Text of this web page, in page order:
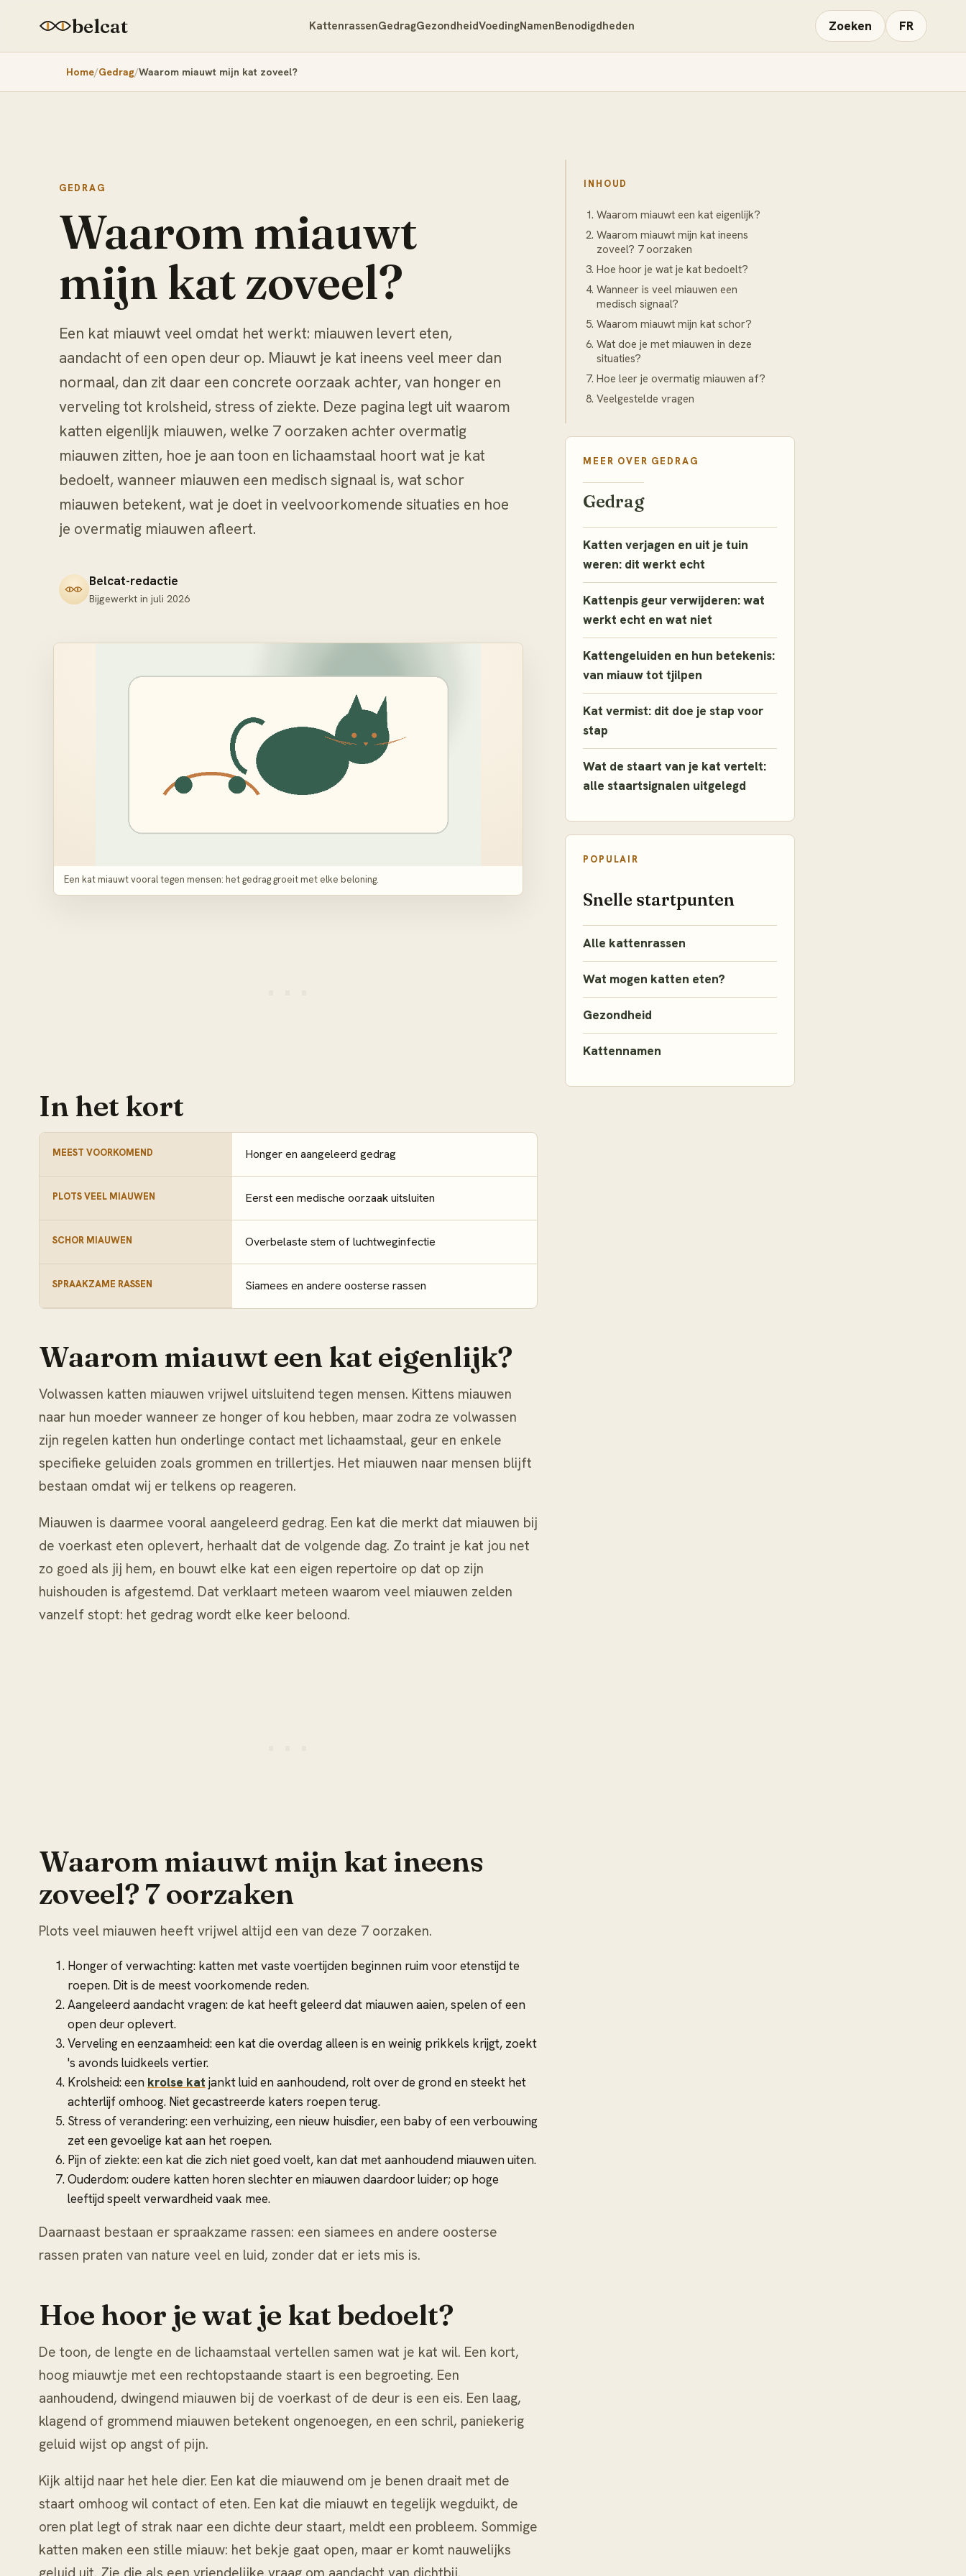
belcat KattenrassenGedragGezondheidVoedingNamenBenodigdheden Zoeken FR
Home Gedrag Waarom miauwt mijn kat zoveel?
GEDRAG
Waarom miauwt
mijn kat zoveel?
Een kat miauwt veel omdat het werkt: miauwen levert eten,
aandacht of een open deur op. Miauwt je kat ineens veel meer dan
normaal, dan zit daar een concrete oorzaak achter, van honger en
verveling tot krolsheid, stress of ziekte. Deze pagina legt uit waarom
katten eigenlijk miauwen, welke 7 oorzaken achter overmatig
miauwen zitten, hoe je aan toon en lichaamstaal hoort wat je kat
bedoelt, wanneer miauwen een medisch signaal is, wat schor
miauwen betekent, wat je doet in veelvoorkomende situaties en hoe
je overmatig miauwen afleert.
Belcat-redactie
Bijgewerkt in juli 2026
Een kat miauwt vooral tegen mensen: het gedrag groeit met elke beloning.
In het kort
MEEST VOORKOMEND Honger en aangeleerd gedrag
PLOTS VEEL MIAUWEN Eerst een medische oorzaak uitsluiten
SCHOR MIAUWEN Overbelaste stem of luchtweginfectie
SPRAAKZAME RASSEN Siamees en andere oosterse rassen
Waarom miauwt een kat eigenlijk?
Volwassen katten miauwen vrijwel uitsluitend tegen mensen. Kittens miauwen
naar hun moeder wanneer ze honger of kou hebben, maar zodra ze volwassen
zijn regelen katten hun onderlinge contact met lichaamstaal, geur en enkele
specifieke geluiden zoals grommen en trillertjes. Het miauwen naar mensen blijft
bestaan omdat wij er telkens op reageren.
Miauwen is daarmee vooral aangeleerd gedrag. Een kat die merkt dat miauwen bij
de voerkast eten oplevert, herhaalt dat de volgende dag. Zo traint je kat jou net
zo goed als jij hem, en bouwt elke kat een eigen repertoire op dat op zijn
huishouden is afgestemd. Dat verklaart meteen waarom veel miauwen zelden
vanzelf stopt: het gedrag wordt elke keer beloond.
Waarom miauwt mijn kat ineens
zoveel? 7 oorzaken
Plots veel miauwen heeft vrijwel altijd een van deze 7 oorzaken.
Honger of verwachting: katten met vaste voertijden beginnen ruim voor etenstijd te
roepen. Dit is de meest voorkomende reden.
Aangeleerd aandacht vragen: de kat heeft geleerd dat miauwen aaien, spelen of een
open deur oplevert.
Verveling en eenzaamheid: een kat die overdag alleen is en weinig prikkels krijgt, zoekt
's avonds luidkeels vertier.
Krolsheid: een krolse kat jankt luid en aanhoudend, rolt over de grond en steekt het
achterlijf omhoog. Niet gecastreerde katers roepen terug.
Stress of verandering: een verhuizing, een nieuw huisdier, een baby of een verbouwing
zet een gevoelige kat aan het roepen.
Pijn of ziekte: een kat die zich niet goed voelt, kan dat met aanhoudend miauwen uiten.
Ouderdom: oudere katten horen slechter en miauwen daardoor luider; op hoge
leeftijd speelt verwardheid vaak mee.
Daarnaast bestaan er spraakzame rassen: een siamees en andere oosterse
rassen praten van nature veel en luid, zonder dat er iets mis is.
Hoe hoor je wat je kat bedoelt?
De toon, de lengte en de lichaamstaal vertellen samen wat je kat wil. Een kort,
hoog miauwtje met een rechtopstaande staart is een begroeting. Een
aanhoudend, dwingend miauwen bij de voerkast of de deur is een eis. Een laag,
klagend of grommend miauwen betekent ongenoegen, en een schril, paniekerig
geluid wijst op angst of pijn.
Kijk altijd naar het hele dier. Een kat die miauwend om je benen draait met de
staart omhoog wil contact of eten. Een kat die miauwt en tegelijk wegduikt, de
oren plat legt of strak naar een dichte deur staart, meldt een probleem. Sommige
katten maken een stille miauw: het bekje gaat open, maar er komt nauwelijks
INHOUD
Waarom miauwt een kat eigenlijk?
Waarom miauwt mijn kat ineens
zoveel? 7 oorzaken
Hoe hoor je wat je kat bedoelt?
Wanneer is veel miauwen een
medisch signaal?
Waarom miauwt mijn kat schor?
Wat doe je met miauwen in deze
situaties?
Hoe leer je overmatig miauwen af?
Veelgestelde vragen
MEER OVER GEDRAG
Gedrag
Katten verjagen en uit je tuin
weren: dit werkt echt
Kattenpis geur verwijderen: wat
werkt echt en wat niet
Kattengeluiden en hun betekenis:
van miauw tot tjilpen
Kat vermist: dit doe je stap voor
stap
Wat de staart van je kat vertelt:
alle staartsignalen uitgelegd
POPULAIR
Snelle startpunten
Alle kattenrassen
Wat mogen katten eten?
Gezondheid
Kattennamen